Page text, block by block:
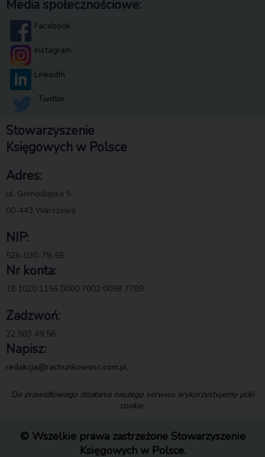
Media społecznościowe:
Facebook
Instagram
LinkedIn
Twitter
Stowarzyszenie
Księgowych w Polsce
Adres:
ul. Górnośląska 5
00-443 Warszawa
NIP:
526-030-79-56
Nr konta:
18 1020 1156 0000 7002 0058 7709
Zadzwoń:
22 583 49 56
Napisz:
redakcja@rachunkowosc.com.pl
Do prawidłowego działania naszego serwisu wykorzystujemy pliki
cookie.
© Wszelkie prawa zastrzeżone Stowarzyszenie
Księgowych w Polsce.